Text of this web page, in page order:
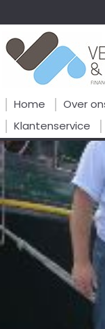
Home Over
Klantenservice